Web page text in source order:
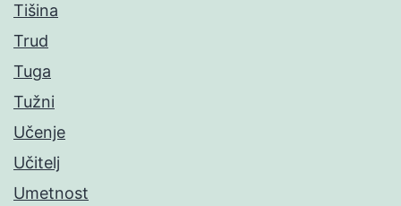
Tišina
Trud
Tuga
Tužni
Učenje
Učitelj
Umetnost